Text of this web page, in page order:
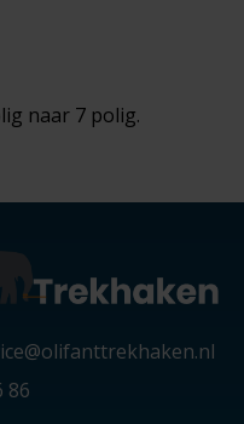
naar 7 polig.
86